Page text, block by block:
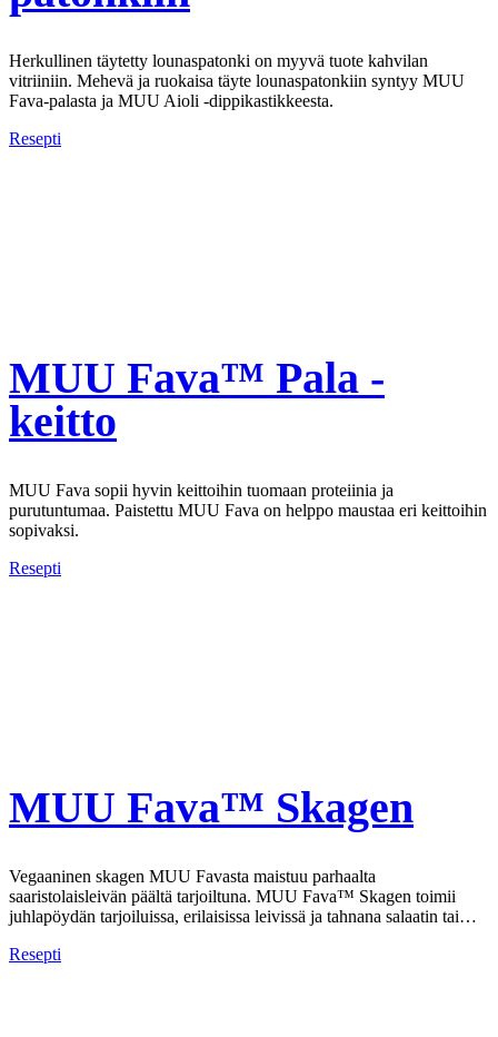
Herkullinen täytetty lounaspatonki on myyvä tuote kahvilan
vitriiniin. Mehevä ja ruokaisa täyte lounaspatonkiin syntyy MUU
Fava-palasta ja MUU Aioli -dippikastikkeesta.
Resepti
MUU Fava™ Pala -
keitto
MUU Fava sopii hyvin keittoihin tuomaan proteiinia ja
purutuntumaa. Paistettu MUU Fava on helppo maustaa eri keittoihin
sopivaksi.
Resepti
MUU Fava™ Skagen
Vegaaninen skagen MUU Favasta maistuu parhaalta
saaristolaisleivän päältä tarjoiltuna. MUU Fava™ Skagen toimii
juhlapöydän tarjoiluissa, erilaisissa leivissä ja tahnana salaatin tai…
Resepti